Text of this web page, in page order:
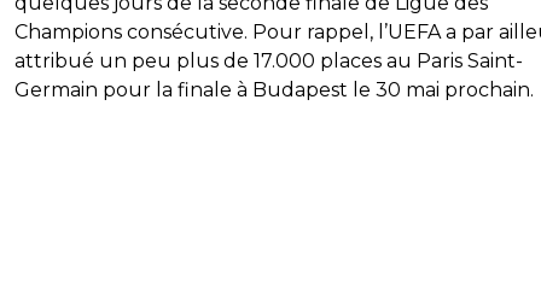
Champions consécutive. Pour rappel, l’UEFA a par
attribué un peu plus de 17.000 places au Paris Saint-
Germain pour la finale à Budapest le 30 mai prochain.